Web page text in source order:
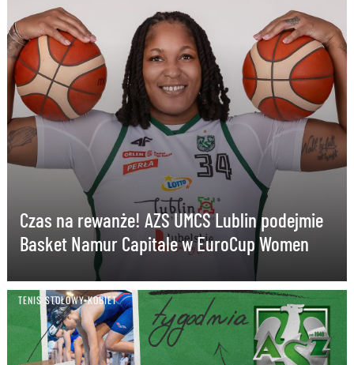
Czas na rewanże! AZS UMCS Lublin podejmie
Basket Namur Capitale w EuroCup Women
TENIS STOŁOWY KOBIET